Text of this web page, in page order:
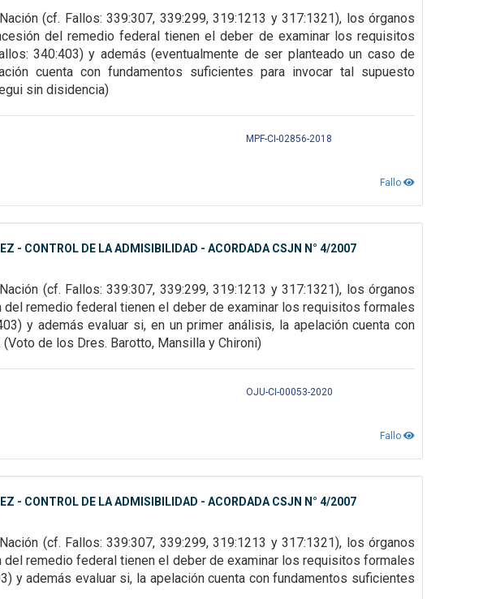
(cf. Fallos: 339:307, 339:299, 319:1213 y 317:1321), los órganos
del remedio federal tienen el deber de examinar los requisitos
340:403) y además (eventualmente de ser planteado un caso de
cuenta con fundamentos suficientes para invocar tal supuesto
sin disidencia)
MPF-CI-02856-2018
Fallo
- CONTROL DE LA ADMISIBILIDAD - ACORDADA CSJN N° 4/2007
(cf. Fallos: 339:307, 339:299, 319:1213 y 317:1321), los órganos
del remedio federal tienen el deber de examinar los requisitos formales
y además evaluar si, en un primer análisis, la apelación cuenta con
de los Dres. Barotto, Mansilla y Chironi)
OJU-CI-00053-2020
Fallo
- CONTROL DE LA ADMISIBILIDAD - ACORDADA CSJN N° 4/2007
(cf. Fallos: 339:307, 339:299, 319:1213 y 317:1321), los órganos
remedio federal tienen el deber de examinar los requisitos formales
y además evaluar si, la apelación cuenta con fundamentos suficientes